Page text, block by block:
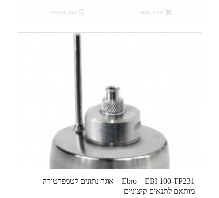
מידע נוסף הצג פרטים
Ebro – EBI 100-TP231 – אוגר נתונים לטמפרטורה
מותאם לתנאים קיצוניים